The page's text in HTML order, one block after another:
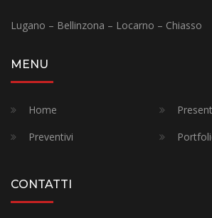
Lugano – Bellinzona – Locarno – Chiasso
MENU
Home
Preventivi
CONTATTI